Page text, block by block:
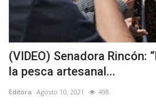
(VIDEO) Senadora Rincón:
la pesca artesanal...
Editora Agosto 10, 2021 498